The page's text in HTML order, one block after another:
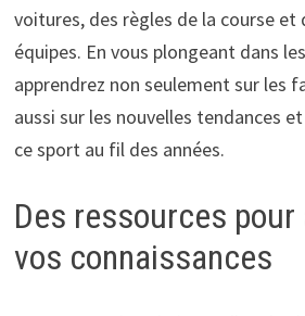
voitures, des règles de la course et
équipes. En vous plongeant dans
apprendrez non seulement sur les
aussi sur les nouvelles tendances
ce sport au fil des années.
Des ressources
vos connaissances